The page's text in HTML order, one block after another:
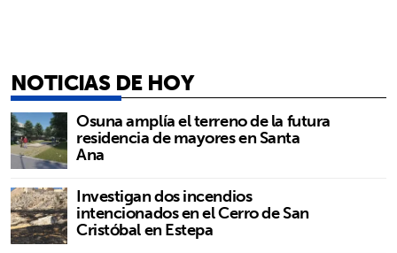
NOTICIAS DE HOY
Osuna amplía el terreno de la futura
residencia de mayores en Santa
Ana
Investigan dos incendios
intencionados en el Cerro de San
Cristóbal en Estepa